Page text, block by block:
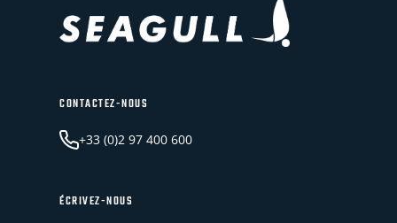
CONTACTEZ-NOUS
+33 (0)2 97 400 600
ÉCRIVEZ-NOUS